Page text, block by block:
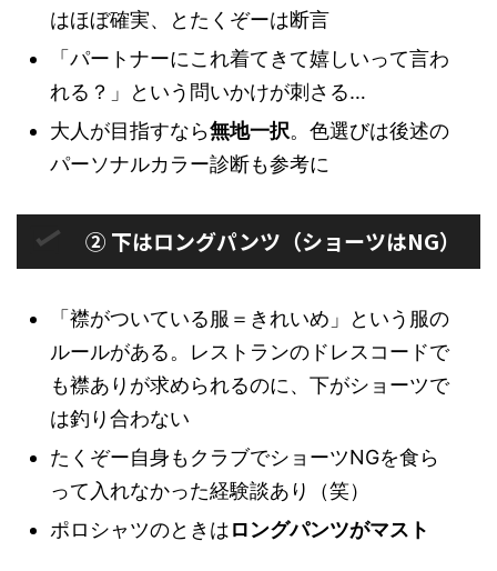
はほぼ確実、とたくぞーは断言
「パートナーにこれ着てきて嬉しいって言わ
れる？」という問いかけが刺さる…
大人が目指すなら無地一択。色選びは後述の
パーソナルカラー診断も参考に
② 下はロングパンツ（ショーツはNG）
「襟がついている服＝きれいめ」という服の
ルールがある。レストランのドレスコードで
も襟ありが求められるのに、下がショーツで
は釣り合わない
たくぞー自身もクラブでショーツNGを食ら
って入れなかった経験談あり（笑）
ポロシャツのときはロングパンツがマスト